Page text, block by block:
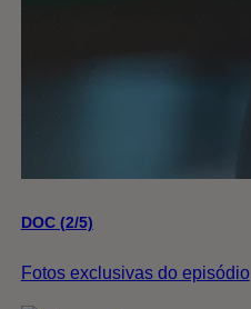
DOC (2/5)
Fotos exclusivas do episódio